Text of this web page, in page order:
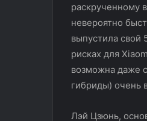
раскрученному
невероятно
выпустила свой
рисках для
возможна даже
гибриды) очень
Лэй Цзюнь,